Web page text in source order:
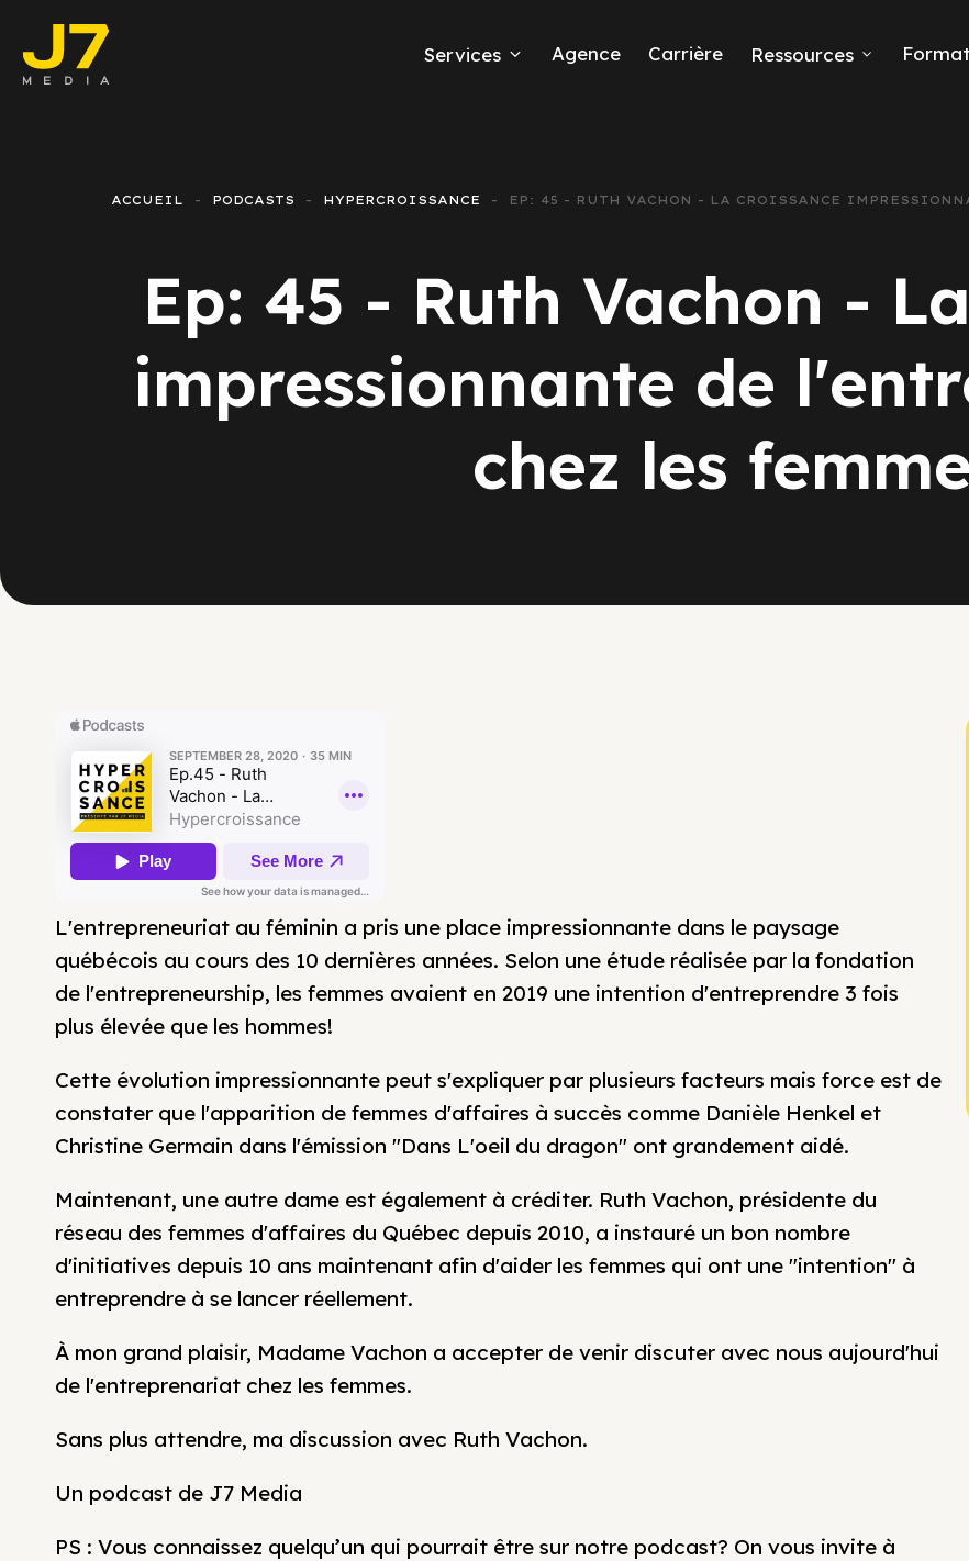
Services
E-commerce
Google Ads
Rapports Meta Ads
Agence Carrière Ressources
ACCUEIL PODCASTS HYPERCROISSANCE EP: 45 - RUTH VACHON - LA CROISSANCE
Ep: 45 - Ruth Vachon -
impressionnante de
chez les
L'entrepreneuriat au féminin a pris une place impressionnante dans le paysage
québécois au cours des 10 dernières années. Selon une étude réalisée par la fondation
de l'entrepreneurship, les femmes avaient en 2019 une intention d'entreprendre 3 fois
plus élevée que les hommes!
Cette évolution impressionnante peut s'expliquer par plusieurs facteurs mais force est de
constater que l'apparition de femmes d'affaires à succès comme Danièle Henkel et
Christine Germain dans l'émission "Dans L'oeil du dragon" ont grandement aidé.
Maintenant, une autre dame est également à créditer. Ruth Vachon, présidente du
réseau des femmes d'affaires du Québec depuis 2010, a instauré un bon nombre
d'initiatives depuis 10 ans maintenant afin d'aider les femmes qui ont une "intention" à
entreprendre à se lancer réellement.
À mon grand plaisir, Madame Vachon a accepter de venir discuter avec nous aujourd'hui
de l'entreprenariat chez les femmes.
Sans plus attendre, ma discussion avec Ruth Vachon.
Un podcast de J7 Media
PS : Vous connaissez quelqu’un qui pourrait être sur notre podcast? On vous invite à